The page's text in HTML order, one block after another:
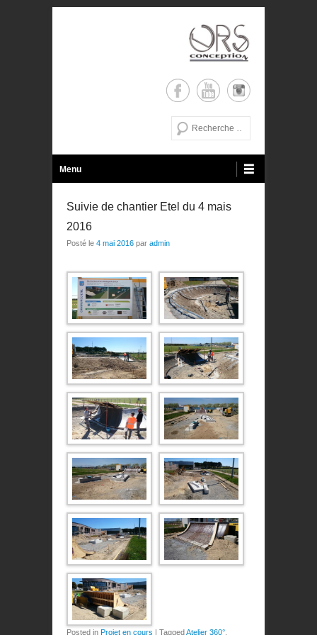
ORS Conception
Recherche
Menu
Suivie de chantier Etel du 4 mais
2016
Posté le 4 mai 2016 par admin
Posted in Projet en cours | TaggedAtelier 360°